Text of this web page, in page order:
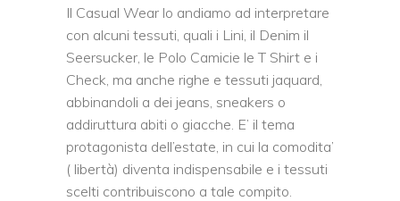
Il Casual Wear lo andiamo ad interpretare
con alcuni tessuti, quali i Lini, il Denim il
Seersucker, le Polo Camicie le T Shirt e i
Check, ma anche righe e tessuti jaquard,
abbinandoli a dei jeans, sneakers o
addiruttura abiti o giacche. E’ il tema
protagonista dell’estate, in cui la comodita’
( libertà) diventa indispensabile e i tessuti
scelti contribuiscono a tale compito.